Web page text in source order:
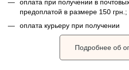
оплата при получении в
предоплатой в размере 150 грн.;
оплата курьеру при получении
Подробнее об